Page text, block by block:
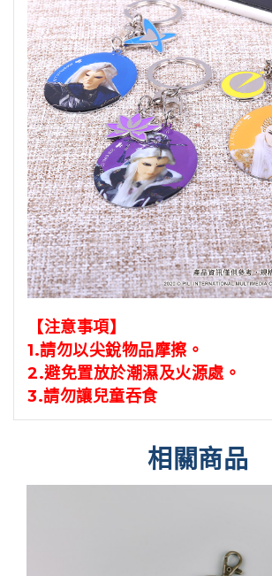
【注意事項】
1.請勿以尖銳物品摩擦。
2.避免置放於潮濕及火源處。
3.請勿讓兒童吞食
相關商品